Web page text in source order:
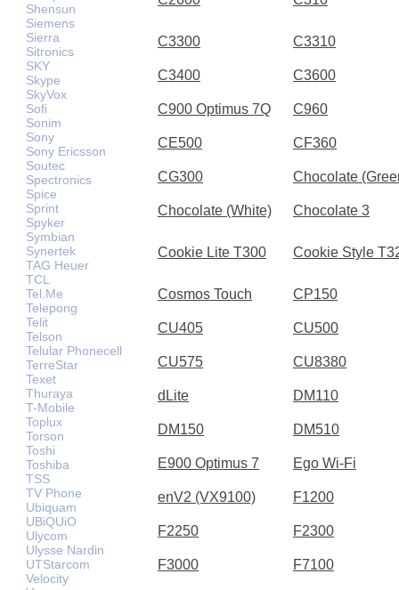
Shensun
Siemens
Sierra
Sitronics
SKY
Skype
SkyVox
Sofi
Sonim
Sony
Sony Ericsson
Soutec
Spectronics
Spice
Sprint
Spyker
Symbian
Synertek
TAG Heuer
TCL
Tel.Me
Telepong
Telit
Telson
Telular Phonecell
TerreStar
Texet
Thuraya
T-Mobile
Toplux
Torson
Toshi
Toshiba
TSS
TV Phone
Ubiquam
UBiQUiO
Ulycom
Ulysse Nardin
UTStarcom
Velocity
C3300 C3310
C3400 C3600
C900 Optimus 7Q C960
CE500 CF360
CG300 Chocolate
Chocolate (White) Chocolate 3
Cookie Lite T300 Cookie Style
Cosmos Touch CP150
CU405 CU500
CU575 CU8380
dLite DM110
DM150 DM510
E900 Optimus 7 Ego Wi-Fi
enV2 (VX9100) F1200
F2250 F2300
F3000 F7100